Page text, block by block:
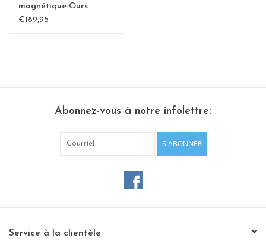
magnétique Ours
polaire XL-Special
€189,95
Abonnez-vous à notre infolettre:
S'ABONNER
Service à la clientèle